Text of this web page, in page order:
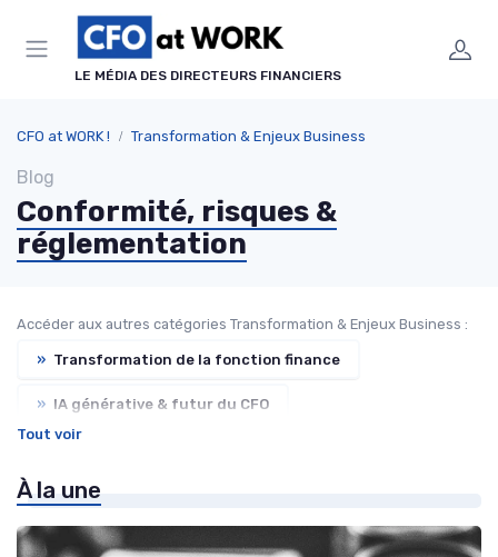
LE MÉDIA DES DIRECTEURS FINANCIERS
CFO at WORK ! Transformation & Enjeux Business
Blog
Conformité, risques &
réglementation
Accéder aux autres catégories Transformation & Enjeux Business :
» Transformation de la fonction finance
» IA générative & futur du CFO
» Gestion de crise & résilience financière
» Tendances finance d’entreprise
Tout voir
À la une
Panneau de gestion des cookies